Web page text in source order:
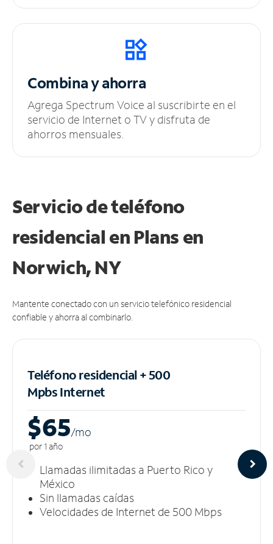
Combina y ahorra
Agrega Spectrum Voice al suscribirte en el
servicio de Internet o TV y disfruta de
ahorros mensuales.
Servicio de teléfono
residencial en Plans en
Norwich, NY
Mantente conectado con un servicio telefónico residencial
confiable y ahorra al combinarlo.
Teléfono residencial + 500
MpbsInternet
$65/mo
por 1 año
Llamadas ilimitadas a Puerto Rico y
México
Sin llamadas caídas
Velocidades de Internet de 500 Mbps